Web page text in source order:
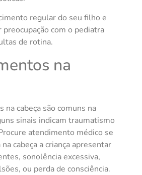
regular do seu filho e
com o pediatra
de rotina.
na
na cabeça são comuns na
sinais indicam traumatismo
atendimento médico se
cabeça a criança apresentar
sonolência excessiva,
ou perda de consciência.